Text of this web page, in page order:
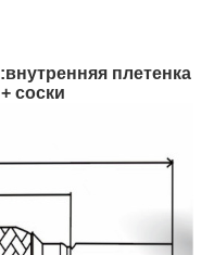
плетенка
соски